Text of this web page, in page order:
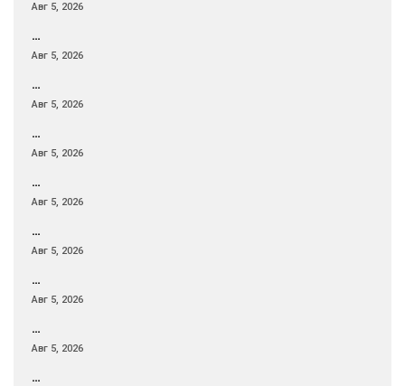
Авг 5, 2026
…
Авг 5, 2026
…
Авг 5, 2026
…
Авг 5, 2026
…
Авг 5, 2026
…
Авг 5, 2026
…
Авг 5, 2026
…
Авг 5, 2026
…